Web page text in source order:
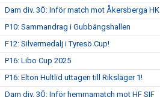
Dam div. 3Ö: Inför match mot Åkersberga HK
P10: Sammandrag i Gubbängshallen
F12: Silvermedalj i Tyresö Cup!
P16: Libo Cup 2025
P16: Elton Hultlid uttagen till Riksläger 1!
Dam div. 3Ö: Inför hemmamatch mot HF SIF